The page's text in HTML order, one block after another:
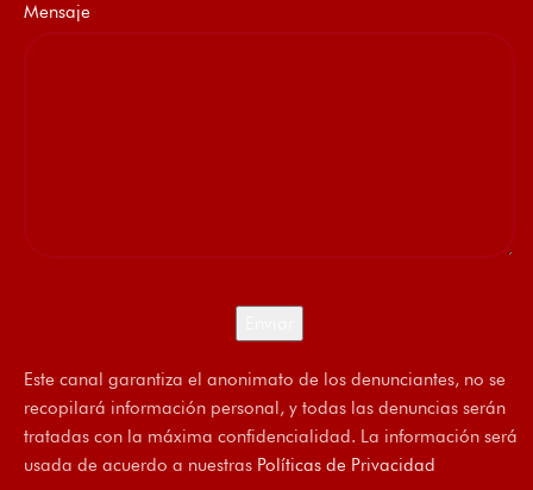
Mensaje
Este canal garantiza el anonimato de los denunciantes, no se
recopilará información personal, y todas las denuncias serán
tratadas con la máxima confidencialidad. La información será
usada de acuerdo a nuestras Políticas de Privacidad